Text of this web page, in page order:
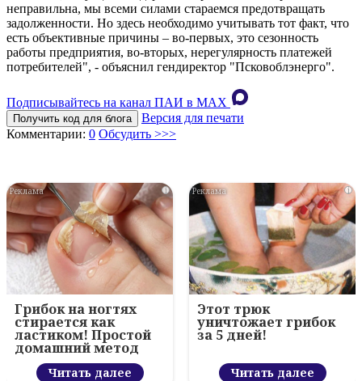
неправильна, мы всеми силами стараемся предотвращать
задолженности. Но здесь необходимо учитывать тот факт, что
есть объективные причины – во-первых, это сезонность
работы предприятия, во-вторых, нерегулярность платежей
потребителей", - объяснил гендиректор "Псковоблэнерго".
Подписывайтесь на канал ПАИ в MAХ
Получить код для блога
Версия для печати
Комментарии: 0 Обсудить >>>
i
Грибок на ногтях
стирается как
ластиком! Простой
домашний метод
Читать далее
i
Этот трюк
уничтожает грибок
за 5 дней!
Читать далее